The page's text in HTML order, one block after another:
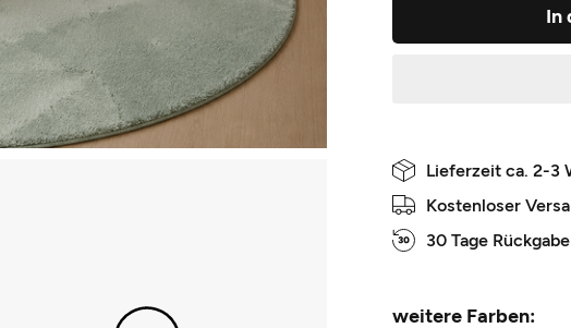
In
Lieferzeit ca. 2-3
Kostenloser
30 Tage
weitere Farben: